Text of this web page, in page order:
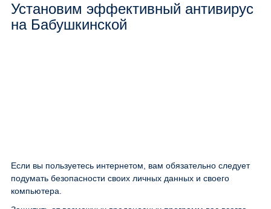
Установим эффективный антивирус
на Бабушкинской
Если вы пользуетесь интернетом, вам обязательно следует
подумать безопасности своих личных данных и своего
компьютера.